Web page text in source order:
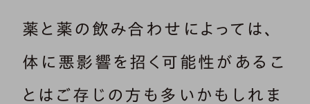
薬と薬の飲み合わせによっては、
体に悪影響を招く可能性があるこ
とはご存じの方も多いかもしれま